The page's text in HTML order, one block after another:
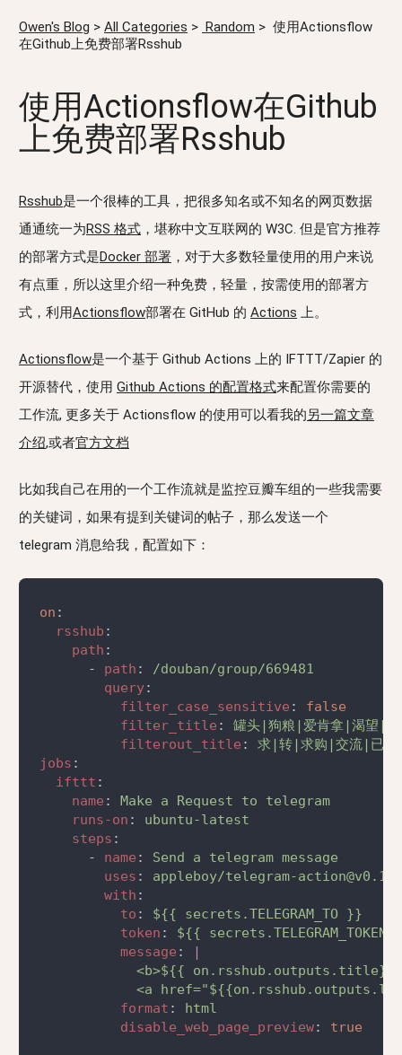
Owen's Blog > All Categories > Random > 使用Actionsflow
在Github上免费部署Rsshub
使用Actionsflow在Github
上免费部署Rsshub
Rsshub是一个很棒的工具，把很多知名或不知名的网页数据
通通统一为RSS 格式 ，堪称中文互联网的 W3C. 但是官方推荐
的部署方式是Docker 部署 ，对于大多数轻量使用的用户来说
有点重，所以这里介绍一种免费，轻量，按需使用的部署方
式，利用Actionsflow部署在 GitHub 的 Actions 上。
Actionsflow是一个基于 Github Actions 上的 IFTTT/Zapier 的
开源替代，使用 Github Actions 的配置格式来配置你需要的
工作流, 更多关于 Actionsflow 的使用可以看我的另一篇文章
介绍,或者官方文档
比如我自己在用的一个工作流就是监控豆瓣车组的一些我需要
的关键词，如果有提到关键词的帖子，那么发送一个
telegram 消息给我，配置如下：
on
rsshub
path
      -
path :
query
filter_case_sensitive :
filter_title :
filterout_title :
jobs
ifttt
name :
Make a Request to telegram
runs-on :
steps
      -
name :
uses :
with
to :
token :
message :
format :
disable_web_page_preview: